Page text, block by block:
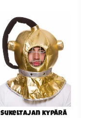
Sukeltajan kypärä